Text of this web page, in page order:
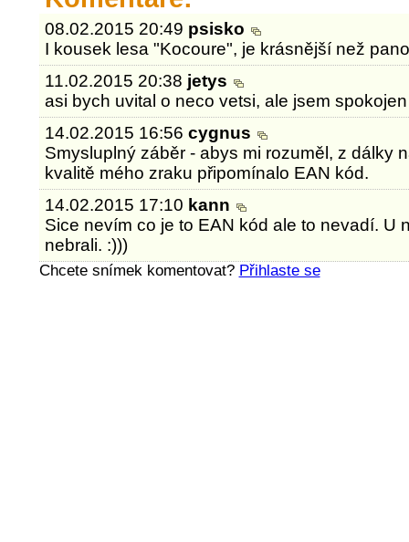
08.02.2015 20:49 psisko
I kousek lesa "Kocoure", je krásnější než
11.02.2015 20:38 jetys
asi bych uvital o neco vetsi, ale jsem spokojen
14.02.2015 16:56cygnus
Smysluplný záběr - abys mi rozuměl, z dálky
kvalitě mého zraku připomínalo EAN kód.
14.02.2015 17:10 kann
Sice nevím co je to EAN kód ale to nevadí. U
nebrali. :)))
Chcete snímek komentovat? Přihlaste se